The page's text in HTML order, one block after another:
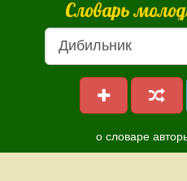
Словарь
о словаре